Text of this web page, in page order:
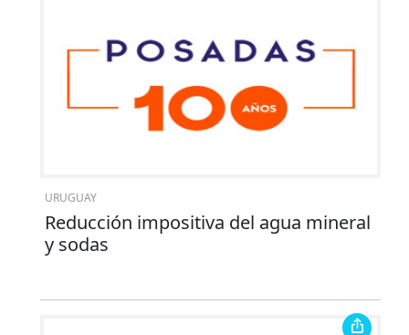
URUGUAY
Reducción impositiva del agua mineral
y sodas